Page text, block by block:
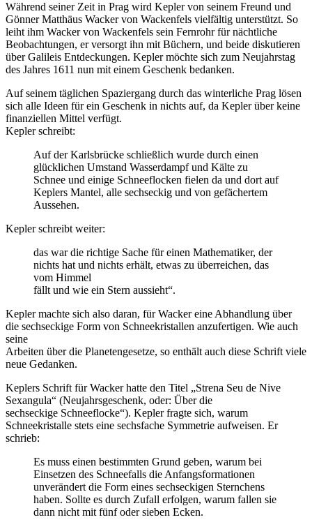
Während seiner Zeit in Prag wird Kepler von seinem Freund und
Gönner Matthäus Wacker von Wackenfels vielfältig unterstützt. So
leiht ihm Wacker von Wackenfels sein Fernrohr für nächtliche
Beobachtungen, er versorgt ihn mit Büchern, und beide diskutieren
über Galileis Entdeckungen. Kepler möchte sich zum Neujahrstag
des Jahres 1611 nun mit einem Geschenk bedanken.
Auf seinem täglichen Spaziergang durch das winterliche Prag lösen
sich alle Ideen für ein Geschenk in nichts auf, da Kepler über keine
finanziellen Mittel verfügt.
Kepler schreibt:
Auf der Karlsbrücke schließlich wurde durch einen
glücklichen Umstand Wasserdampf und Kälte zu
Schnee und einige Schneeflocken fielen da und dort auf
Keplers Mantel, alle sechseckig und von gefächertem
Aussehen.
Kepler schreibt weiter:
das war die richtige Sache für einen Mathematiker, der
nichts hat und nichts erhält, etwas zu überreichen, das
vom Himmel
fällt und wie ein Stern aussieht“.
Kepler machte sich also daran, für Wacker eine Abhandlung über
die sechseckige Form von Schneekristallen anzufertigen. Wie auch
seine
Arbeiten über die Planetengesetze, so enthält auch diese Schrift viele
neue Gedanken.
Keplers Schrift für Wacker hatte den Titel „Strena Seu de Nive
Sexangula“ (Neujahrsgeschenk, oder: Über die
sechseckige Schneeflocke“). Kepler fragte sich, warum
Schneekristalle stets eine sechsfache Symmetrie aufweisen. Er
schrieb:
Es muss einen bestimmten Grund geben, warum bei
Einsetzen des Schneefalls die Anfangsformationen
unverändert die Form eines sechseckigen Sternchens
haben. Sollte es durch Zufall erfolgen, warum fallen sie
dann nicht mit fünf oder sieben Ecken.